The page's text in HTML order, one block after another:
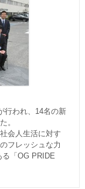
行われ、14名の新
。
会人生活に対す
フレッシュな力
「OG PRIDE